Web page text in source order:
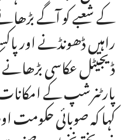
کے شعبے کو آگے
راہیں ڈھونڈنے اور
ڈیجیٹل عکاسی بڑھانے
پارٹنرشپ کے
کہا کہ صوبائی حکومت